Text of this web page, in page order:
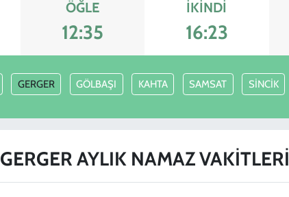
ÖĞLE
12:35
İKINDI
16:23
GERGER GÖLBAŞI KAHTA SAMSAT SİNCİK
GERGER AYLIK NAMAZ VAKITLERI